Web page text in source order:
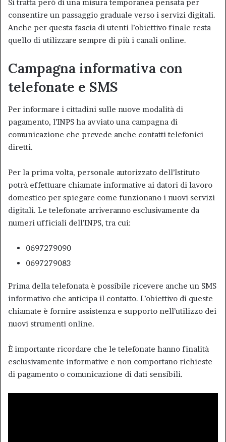
Si tratta però di una misura temporanea pensata per
consentire un passaggio graduale verso i servizi digitali.
Anche per questa fascia di utenti l’obiettivo finale resta
quello di utilizzare sempre di più i canali online.
Campagna informativa con
telefonate e SMS
Per informare i cittadini sulle nuove modalità di
pagamento, l’INPS ha avviato una campagna di
comunicazione che prevede anche contatti telefonici
diretti.
Per la prima volta, personale autorizzato dell’Istituto
potrà effettuare chiamate informative ai datori di lavoro
domestico per spiegare come funzionano i nuovi servizi
digitali. Le telefonate arriveranno esclusivamente da
numeri ufficiali dell’INPS, tra cui:
0697279090
0697279083
Prima della telefonata è possibile ricevere anche un SMS
informativo che anticipa il contatto. L’obiettivo di queste
chiamate è fornire assistenza e supporto nell’utilizzo dei
nuovi strumenti online.
È importante ricordare che le telefonate hanno finalità
esclusivamente informative e non comportano richieste
di pagamento o comunicazione di dati sensibili.